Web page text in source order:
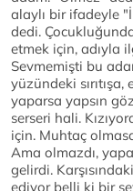
alaylı bir ifadeyle
dedi.
etmek için, adıyla
Sevmemişti bu
yüzündeki
yaparsa yapsın
serseri hali.
için. Muhtaç
Ama olmazdı,
gelirdi.
ediyor belli ki bir